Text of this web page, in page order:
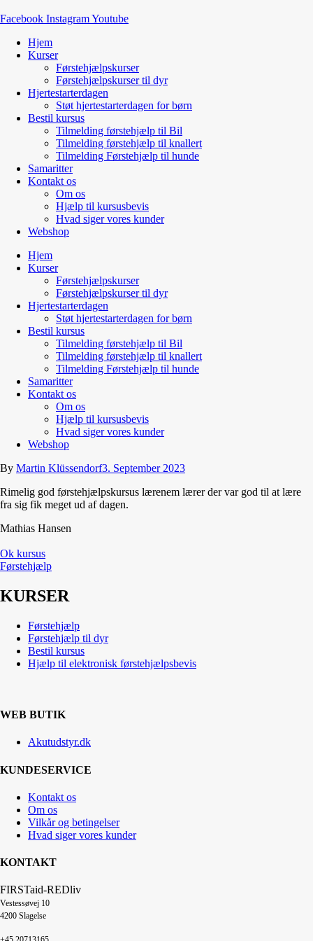
Facebook InstagramYoutube
Hjem
Kurser
Førstehjælpskurser
Førstehjælpskurser til dyr
Hjertestarterdagen
Støt hjertestarterdagen for børn
Bestil kursus
Tilmelding førstehjælp til Bil
Tilmelding førstehjælp til knallert
Tilmelding Førstehjælp til hunde
Samaritter
Kontakt os
Om os
Hjælp til kursusbevis
Hvad siger vores kunder
Webshop
Hjem
Kurser
Førstehjælpskurser
Førstehjælpskurser til dyr
Hjertestarterdagen
Støt hjertestarterdagen for børn
Bestil kursus
Tilmelding førstehjælp til Bil
Tilmelding førstehjælp til knallert
Tilmelding Førstehjælp til hunde
Samaritter
Kontakt os
Om os
Hjælp til kursusbevis
Hvad siger vores kunder
Webshop
By Martin Klüssendorf3. September 2023
Rimelig god førstehjælpskursus lærenem lærer der var god til at lære
fra sig fik meget ud af dagen.
Mathias Hansen
Ok kursus
Førstehjælp
KURSER
Førstehjælp
Førstehjælp til dyr
Bestil kursus
Hjælp til elektronisk førstehjælpsbevis
WEB BUTIK
Akutudstyr.dk
KUNDESERVICE
Kontakt os
Om os
Vilkår og betingelser
Hvad siger vores kunder
KONTAKT
FIRSTaid-REDliv
Vestessøvej 10
4200 Slagelse